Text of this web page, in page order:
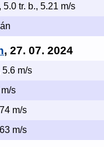
5.0 tr. b., 5.21 m/s
, 27. 07. 2024
5.6 m/s
s
m/s
m/s